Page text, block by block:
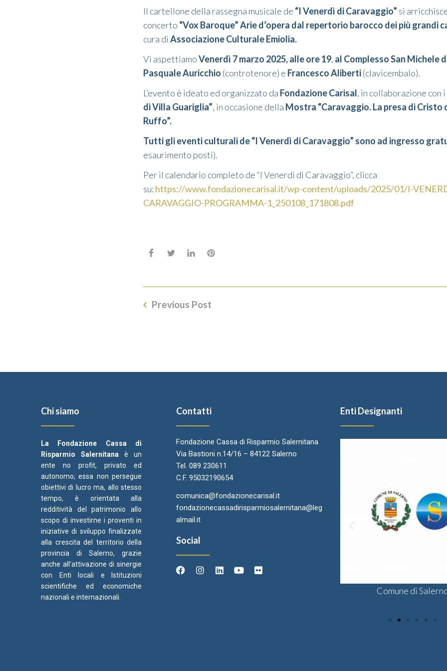
Il cartellone della rassegna musicale de “I Venerdì di Caravaggio” si
concerto “Vox Baroque” Arie d’opera dal repertorio barocco dei più grandi
cura di Associazione Culturale Emiolia.
Vi aspettiamoVenerdì 7 marzo 2025, alle ore 19, al Complesso San Michele
Pasquale Auricchio (controtenore) e Francesco Aliberti(clavicembalo).
L’evento è ideato ed organizzato da Fondazione Carisal, in collaborazione con i
di Villa Guariglia”, in occasione della Mostra “Caravaggio. La presa di Cristo
Ruffo”.
Tutti gli eventi culturali de “I Venerdì di Caravaggio” sono ad ingresso
esaurimento posti).
Per il calendario completo de “I Venerdì di Caravaggio”, clicca
su: https://www.fondazionecarisal.it/wp-content/uploads/2025/01/I-
CARAVAGGIO-PROGRAMMA-1_250108_171808.pdf
Previous Post
Chi siamo
La Fondazione Cassa di
Risparmio Salernitana è un
ente no profit, privato ed
autonomo; essa non persegue
obiettivi di lucro ma, allo stesso
tempo, è orientata alla
redditività del patrimonio allo
scopo di investirne i proventi in
iniziative di sviluppo finalizzate
alla crescita del territorio della
provincia di Salerno, grazie
anche all’attivazione di sinergie
con Enti locali e Istituzioni
scientifiche ed economiche
nazionali e internazionali.
Contatti
Fondazione Cassa di Risparmio Salernitana
Via Bastioni n.14/16 – 84122 Salerno
Tel. 089 230611
C.F. 95032190654
comunica@fondazionecarisal.it
fondazionecassadirisparmiosalernitana@leg
almail.it
Social
Enti Designanti
Arcidiocesi di Salerno Campagna
Comune di
Sodalis CSV